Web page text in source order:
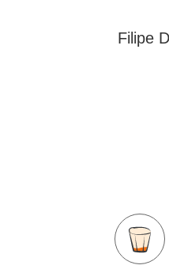
Filipe